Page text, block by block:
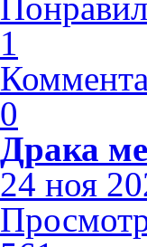
1
0
Драка
24 ноя